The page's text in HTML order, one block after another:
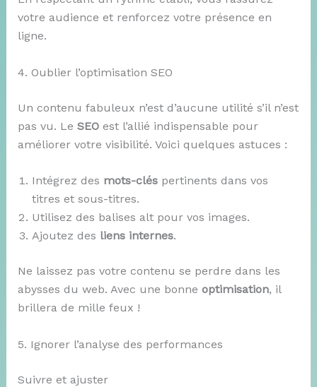
votre audience et renforcez votre présence en
ligne.
4. Oublier l’optimisation SEO
Un contenu fabuleux n’est d’aucune utilité s’il n’est
pas vu. Le SEOest l’allié indispensable pour
améliorer votre visibilité. Voici quelques astuces :
Intégrez des mots-cléspertinents dans vos
titres et sous-titres.
Utilisez des balises alt pour vos images.
Ajoutez des liens internes.
Ne laissez pas votre contenu se perdre dans les
abysses du web. Avec une bonne optimisation, il
brillera de mille feux !
5. Ignorer l’analyse des performances
Suivre et ajuster